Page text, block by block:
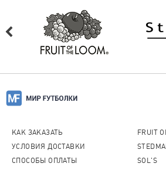
КАК ЗАКАЗАТЬ
УСЛОВИЯ ДОСТАВКИ
СПОСОБЫ ОПЛАТЫ
FRUIT
SOL'S